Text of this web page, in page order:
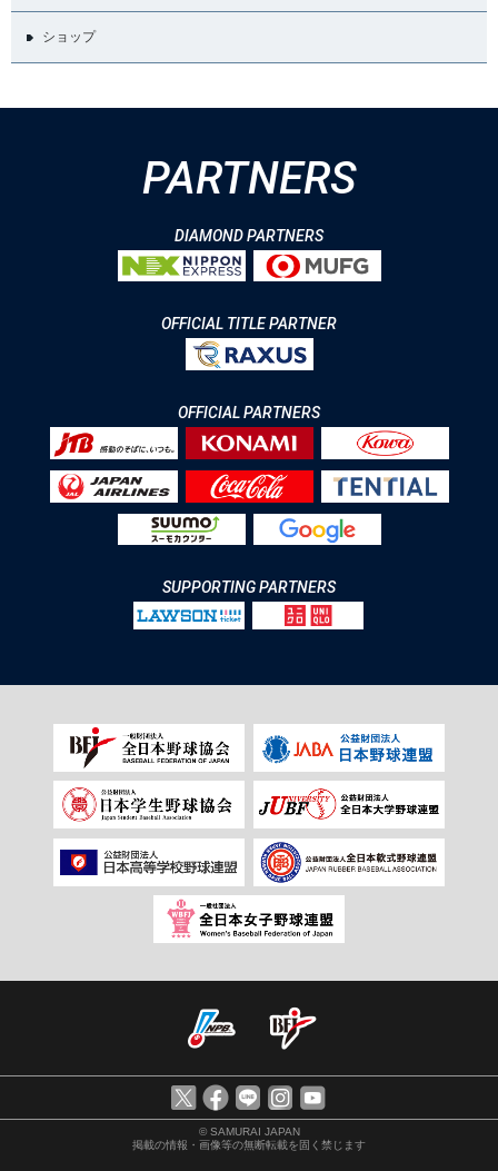
ショップ
PARTNERS
DIAMOND PARTNERS
OFFICIAL TITLE PARTNER
OFFICIAL PARTNERS
SUPPORTING PARTNERS
© SAMURAI JAPAN
掲載の情報・画像等の無断転載を固く禁じます